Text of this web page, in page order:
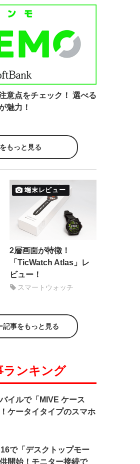
意点をチェック！ 選べる
魅力！
もっと見る
端末レビュー
2層画面が特徴！
「TicWatch Atlas」レ
ビュー！
スマートウォッチ
記事をもっと見る
ランキング
イルで「MIVE ケース
ケータイタイプのスマホ
で「デスクトップモー
供開始！モニター接続で